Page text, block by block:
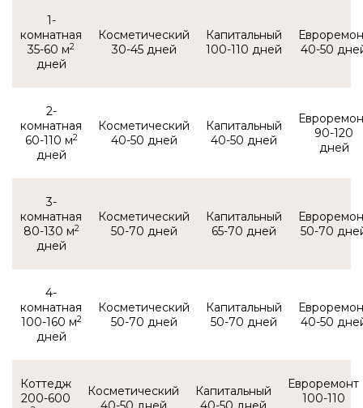
1-
комнатная
35-60 м2 30-45 100-110 40-50
2-
комнатная
60-110 м2 40-50 40-50 90-120
3-
комнатная
80-130 м2 50-70 65-70 50-70
4-
комнатная
100-160 м2 50-70 50-70 40-50
Коттедж
200-600
100-110